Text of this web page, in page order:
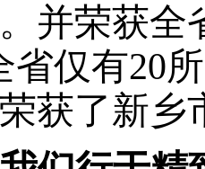
并荣获全
省仅有20
荣获了新乡